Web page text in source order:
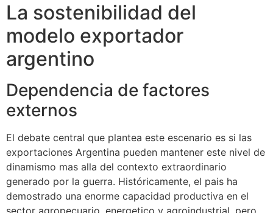
La sostenibilidad del
modelo exportador
argentino
Dependencia de factores
externos
El debate central que plantea este escenario es si las
exportaciones Argentina pueden mantener este nivel de
dinamismo mas alla del contexto extraordinario
generado por la guerra. Históricamente, el pais ha
demostrado una enorme capacidad productiva en el